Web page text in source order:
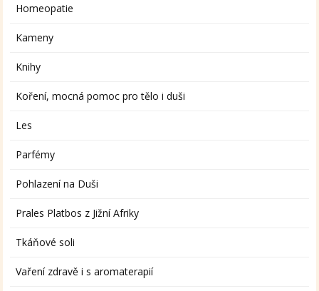
Homeopatie
Kameny
Knihy
Koření, mocná pomoc pro tělo i duši
Les
Parfémy
Pohlazení na Duši
Prales Platbos z Jižní Afriky
Tkáňové soli
Vaření zdravě i s aromaterapií